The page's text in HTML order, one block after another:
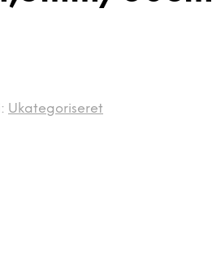
Ukategoriseret